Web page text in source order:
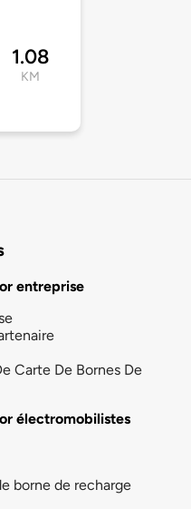
1.08
KM
entreprise
Carte De Bornes De
électromobilistes
borne de recharge